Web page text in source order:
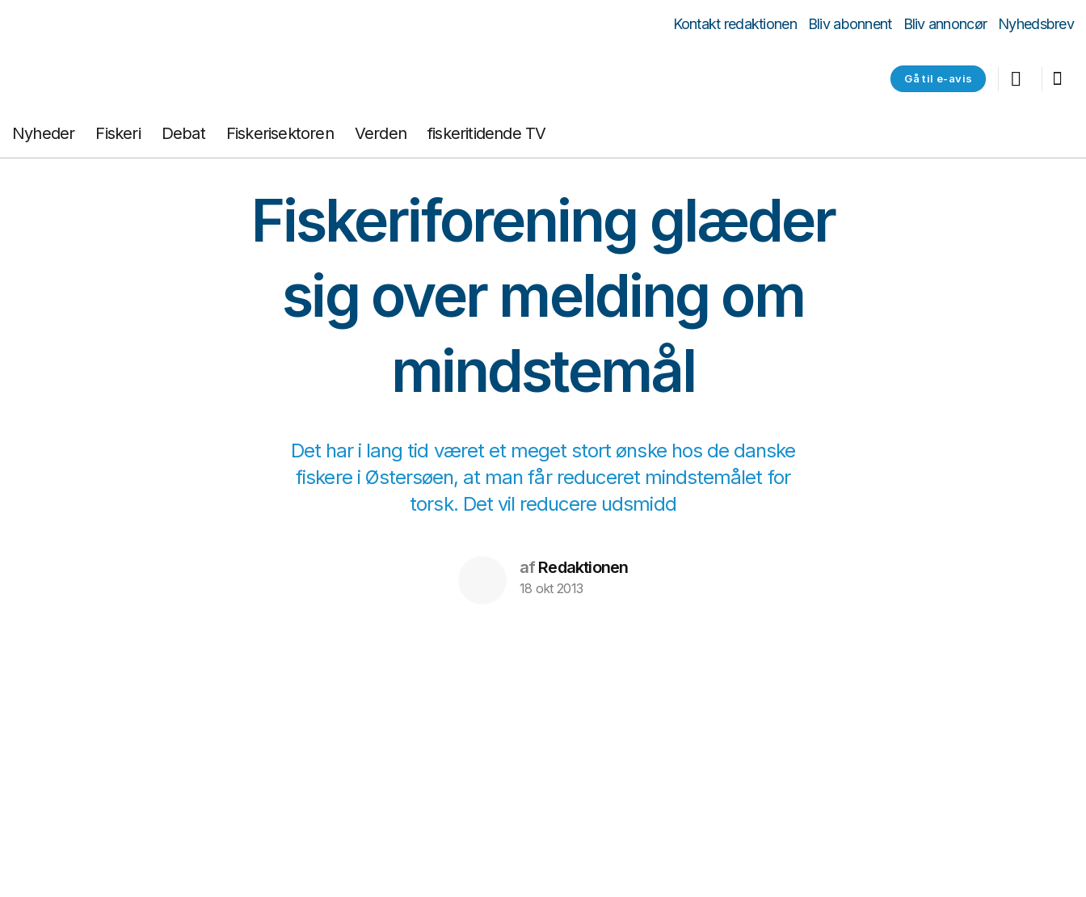
Kontakt redaktionen Bliv abonnent Bliv annoncør Nyhedsbrev
Gå til e-avis
Nyheder Fiskeri Debat Fiskerisektoren Verden fiskeritidende TV
Fiskeriforening glæder
sig over melding om
mindstemål
Det har i lang tid været et meget stort ønske hos de danske
fiskere i Østersøen, at man får reduceret mindstemålet for
torsk. Det vil reducere udsmidd
afRedaktionen
18 okt 2013